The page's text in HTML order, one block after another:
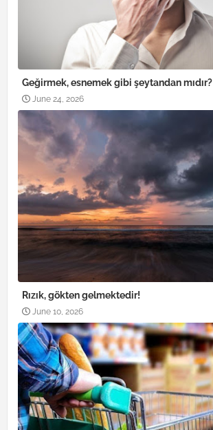
Geğirmek, esnemek gibi şeytandan mıdır?
June 24, 2026
Rızık, gökten gelmektedir!
June 10, 2026